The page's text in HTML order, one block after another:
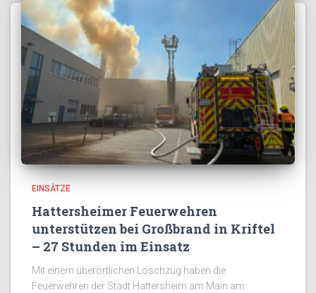
EINSÄTZE
Hattersheimer Feuerwehren
unterstützen bei Großbrand in Kriftel
– 27 Stunden im Einsatz
Mit einem überörtlichen Löschzug haben die
Feuerwehren der Stadt Hattersheim am Main am